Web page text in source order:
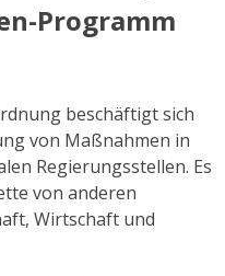
Programm
beschäftigt sich
von Maßnahmen in
Regierungsstellen. Es
von anderen
Wirtschaft und